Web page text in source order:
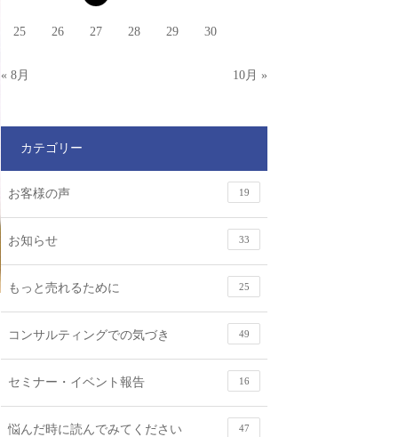
25 26 27 28 29 30
« 8月 10月 »
カテゴリー
お客様の声 19
お知らせ 33
もっと売れるために 25
コンサルティングでの気づき 49
セミナー・イベント報告 16
悩んだ時に読んでみてください 47